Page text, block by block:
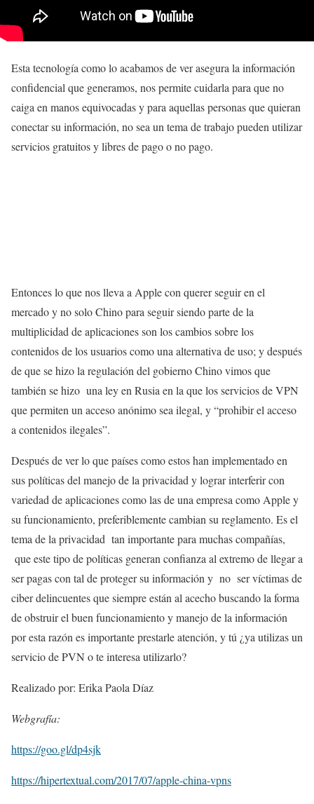
Esta tecnología como lo acabamos de ver asegura la información
confidencial que generamos, nos permite cuidarla para que no
caiga en manos equivocadas y para aquellas personas que quieran
conectar su información, no sea un tema de trabajo pueden utilizar
servicios gratuitos y libres de pago o no pago.
Entonces lo que nos lleva a Apple con querer seguir en el
mercado y no solo Chino para seguir siendo parte de la
multiplicidad de aplicaciones son los cambios sobre los
contenidos de los usuarios como una alternativa de uso; y después
de que se hizo la regulación del gobierno Chino vimos que
también se hizo una ley en Rusia en la que los servicios de VPN
que permiten un acceso anónimo sea ilegal, y “prohibir el acceso
a contenidos ilegales”.
Después de ver lo que países como estos han implementado en
sus políticas del manejo de la privacidad y lograr interferir con
variedad de aplicaciones como las de una empresa como Apple y
su funcionamiento, preferiblemente cambian su reglamento. Es el
tema de la privacidad tan importante para muchas compañías,
que este tipo de políticas generan confianza al extremo de llegar a
ser pagas con tal de proteger su información y no ser víctimas de
ciber delincuentes que siempre están al acecho buscando la forma
de obstruir el buen funcionamiento y manejo de la información
por esta razón es importante prestarle atención, y tú ¿ya utilizas un
servicio de PVN o te interesa utilizarlo?
Realizado por: Erika Paola Díaz
Webgrafía:
https://goo.gl/dp4sjk
https://hipertextual.com/2017/07/apple-china-vpns